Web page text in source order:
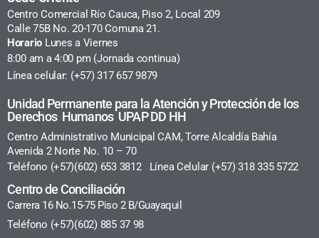
Centro Comercial Río Cauca, Piso 2, Local 209
Calle 75B No. 20-170 Comuna 21.
Horario Lunes a Viernes
8:00 am a 4:00 pm (Jornada continua)
Línea celular: (+57) 317 657 9879
Unidad Permanente para la Atención y Protección de los
Derechos Humanos UPAP DD HH
Centro Administrativo Municipal CAM, Torre Alcaldía Bahía
Avenida 2 Norte No. 10 – 70
Teléfono (+57)(602) 653 3812 Línea Celular (+57) 318 335 5722
Centro de Conciliación
Carrera 16 No.15-75 Piso 2 B/Guayaquil
Teléfono (+57)(602) 885 37 98